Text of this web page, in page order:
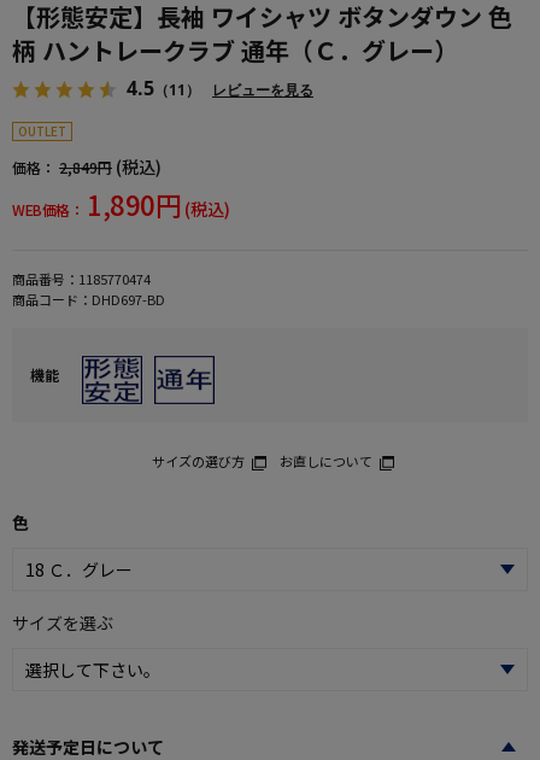
【形態安定】長袖 ワイシャツ ボタンダウン 色
柄 ハントレークラブ 通年（Ｃ．グレー）
4.5 （11） レビューを見る
OUTLET
価格： 2,849円 (税込)
WEB価格： 1,890円 (税込)
商品番号： 1185770474
商品コード： DHD697-BD
機能
サイズの選び方 お直しについて
色
サイズを選ぶ
発送予定日について